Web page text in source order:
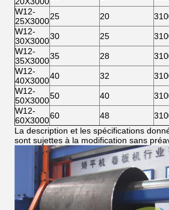
W12-
25X300025 20
W12-
30X300030 25
W12-
35X300035 28
W12-
40X300040 32
W12-
50X300050 40
W12-
60X300060 48
La description et les spécifications
sont sujettes à la modification sans